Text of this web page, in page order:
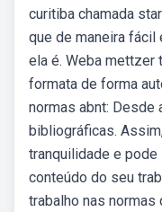
curitiba chamada
que de maneira fácil
ela é. Weba mettzer
formata de forma
normas abnt: Desde
bibliográficas.
tranquilidade e
conteúdo do seu
trabalho nas normas